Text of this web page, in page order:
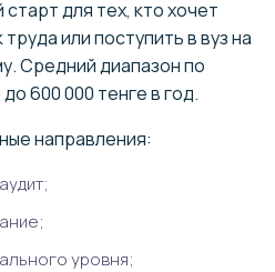
для тех, кто хочет
или поступить в вуз на
Средний диапазон по
600 000 тенге в год.
направления:
уровня;